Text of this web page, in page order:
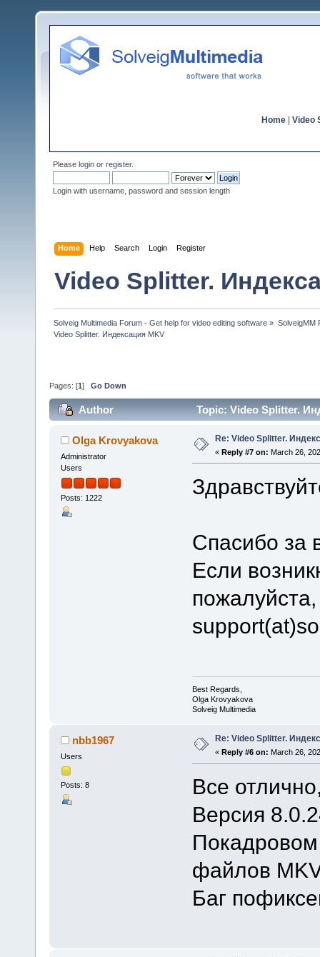
Home Video
Please login or register.
Login with username, password and session length
Home Help Search Login Register
Video Splitter.
Solveig Multimedia Forum - Get help for video editing software » SolveigMM
Video Splitter. Индексация MKV
Pages: [1 ] Go Down
Author Topic: Video Splitter.
Olga Krovyakova
Administrator
Users
Posts: 1222
Re: Video Splitter.
« Reply #7 on: March 26,
Спасибо за
Если
Best Regards,
Olga Krovyakova
Solveig Multimedia
nbb1967
Users
Posts: 8
Re: Video Splitter.
« Reply #6 on: March 26,
Все
Версия
файлов
Баг